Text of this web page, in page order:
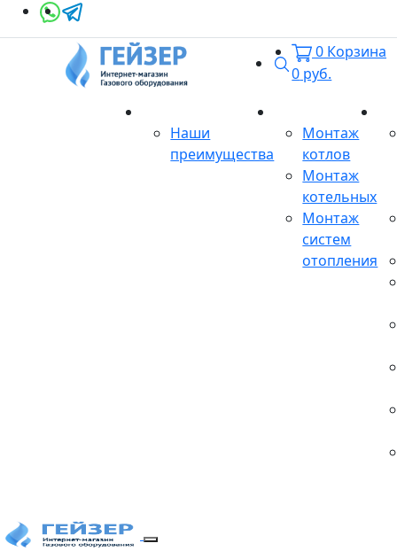
Поиск
0 Корзина
0 руб.
Наши
преимущества
Монтаж
котлов
Монтаж
котельных
Монтаж
систем
отопления